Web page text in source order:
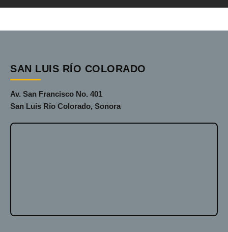
SAN LUIS RÍO COLORADO
Av. San Francisco No. 401
San Luis Río Colorado, Sonora